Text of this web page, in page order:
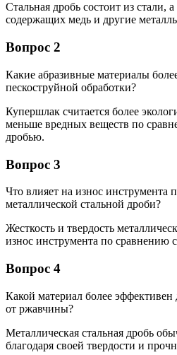
Стальная дробь состоит из
содержащих медь и другие
Вопрос 2
Какие абразивные материалы
пескоструйной обработки?
Купершлак считается более
меньше вредных веществ по
дробью.
Вопрос 3
Что влияет на износ инструмента
металлической стальной дроби?
Жесткость и твердость
износ инструмента по сравнению
Вопрос 4
Какой материал более эффективен
от ржавчины?
Металлическая стальная дробь
благодаря своей твердости и